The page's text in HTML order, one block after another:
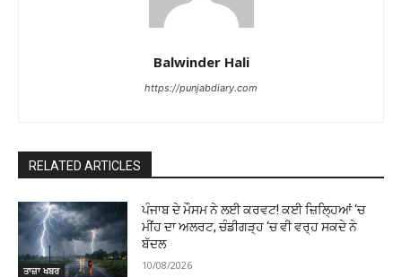
Balwinder Hali
https://punjabdiary.com
RELATED ARTICLES
ਤਾਜ਼ਾ ਖਬਰ
ਪੰਜਾਬ ਦੇ ਮੌਸਮ ਨੇ ਲਈ ਕਰਵਟ! ਕਈ ਜ਼ਿਲ੍ਹਿਆਂ ‘ਚ
ਮੀਂਹ ਦਾ ਅਲਰਟ, ਚੰਡੀਗੜ੍ਹ ‘ਚ ਵੀ ਵਰ੍ਹ ਸਕਦੇ ਨੇ
ਬੱਦਲ
10/08/2026